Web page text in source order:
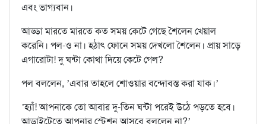
এবং ভাগ‍্যবান।
আড্ডা মারতে মারতে কত সময় কেটে গেছে শৈলেন খেয়াল
করেনি। পল-ও না। হঠাৎ ফোনে সময় দেখলো শৈলেন। প্রায় সাড়ে
এগারোটা! দু ঘন্টা কোথা দিয়ে কেটে গেল?
পল বললেন, ’এবার তাহলে শোওয়ার বন্দোবস্ত করা যাক।’
’হ‍্যাঁ! আপনাকে তো আবার দু-তিন ঘন্টা পরেই উঠে পড়তে হবে।
আড়াইটেতে আপনার স্টেশন আসবে বললেন না?’